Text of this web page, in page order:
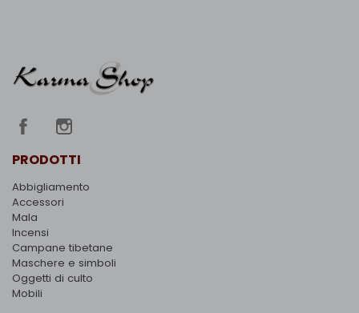
PRODOTTI
Abbigliamento
Accessori
Mala
Incensi
Campane tibetane
Maschere e simboli
Oggetti di culto
Mobili